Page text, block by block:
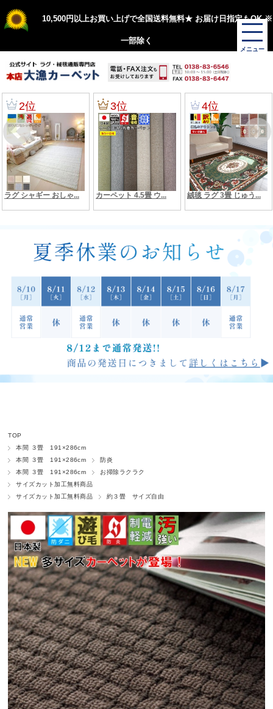
10,500円以上お買い上げで全国送料無料★ お届け日指定もOK ※
一部除く
TOP
本間 ３畳 191×286cm
本間 ３畳 191×286cm
防炎
本間 ３畳 191×286cm
お掃除ラクラク
サイズカット加工無料商品
サイズカット加工無料商品
約３畳 サイズ自由